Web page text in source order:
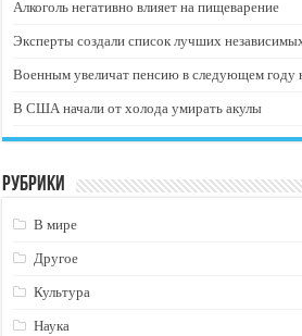
Алкоголь негативно влияет на пищеварение
Эксперты создали список лучших
Военным увеличат пенсию в следующем году
В США начали от холода умирать акулы
Рубрики
В мире
Другое
Культура
Наука